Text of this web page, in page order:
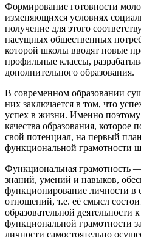
Формирование готовности
изменяющихся условиях
получение для этого
насущных общественных
которой школы вводят новые
профильные классы,
дополнительного образования.
В современном образовании
них заключается в том, что
успех в жизни. Именно
качества образования, которое
свой потенциал, на первый
функциональной грамотности
Функциональная грамотность
знаний, умений и навыков,
функционирование личности в
отношений, т.е. её смысл
образовательной
функциональной грамотности
личности самостоятельно